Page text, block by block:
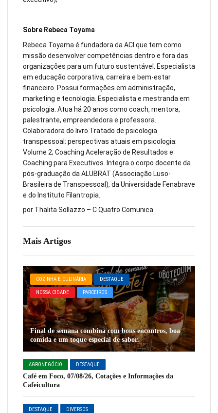
Mais Artigos
COZINHA E CULINÁRIA DESTAQUE
NOSSA CIDADE PARCEIROS
Final de semana combina com bons encontros, boa
comida e um toque especial de sabor.
AGRONEGÓCIO DESTAQUE
Café em Foco, 07/08/26, Cotações e Informações da
Cafeicultura
DESTAQUE DIVERSOS
Sobre Rebeca Toyama
Rebeca Toyama é fundadora da ACI que tem como
missão desenvolver competências dentro e fora das
organizações para um futuro sustentável. Especialista
em educação corporativa, carreira e bem-estar
financeiro. Possui formações em administração,
marketing e tecnologia. Especialista e mestranda em
psicologia. Atua há 20 anos como coach, mentora,
palestrante, empreendedora e professora.
Colaboradora do livro Tratado de psicologia
transpessoal: perspectivas atuais em psicologia:
Volume 2; Coaching Aceleração de Resultados e
Coaching para Executivos. Integra o corpo docente da
pós-graduação da ALUBRAT (Associação Luso-
Brasileira de Transpessoal), da Universidade Fenabrave
e do Instituto Filantropia.
por Thalita Sollazzo – C Quatro Comunica